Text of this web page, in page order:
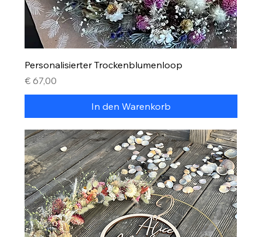
Personalisierter Trockenblumenloop
Preis
€ 67,00
In den Warenkorb